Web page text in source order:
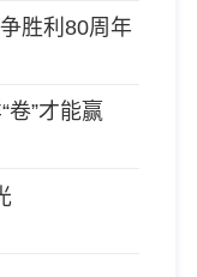
胜利80周年
”才能赢